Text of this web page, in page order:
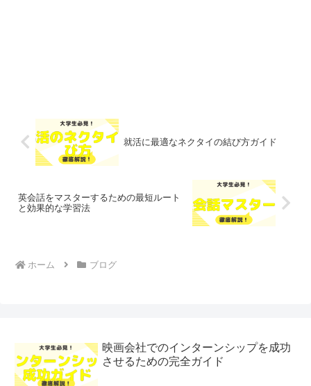
就活に最適なネクタイの結び方ガイド
英会話をマスターするための最短ルート
と効果的な学習法
ホーム ブログ
映画会社でのインターンシップを成功
させるための完全ガイド